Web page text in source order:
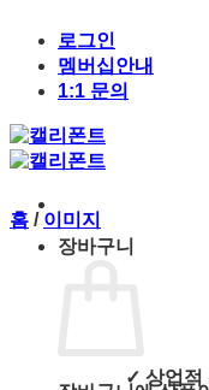
content
로그인
멤버십안내
1:1 문의
장바구니
홈 / 이미지
✓ 상업적